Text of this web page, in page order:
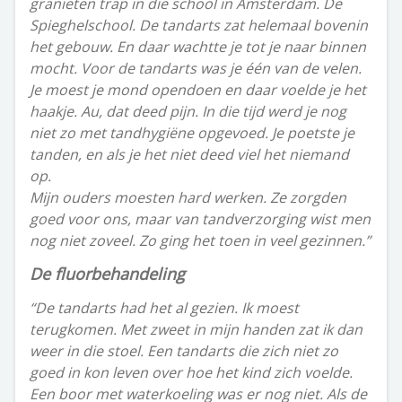
Spieghelschool. De tandarts zat helemaal bovenin
het gebouw. En daar wachtte je tot je naar binnen
mocht. Voor de tandarts was je één van de velen.
Je moest je mond opendoen en daar voelde je het
haakje. Au, dat deed pijn. In die tijd werd je nog
niet zo met tandhygiëne opgevoed. Je poetste je
tanden, en als je het niet deed viel het niemand
op.
Mijn ouders moesten hard werken. Ze zorgden
goed voor ons, maar van tandverzorging wist men
nog niet zoveel. Zo ging het toen in veel gezinnen.”
De fluorbehandeling
“De tandarts had het al gezien. Ik moest
terugkomen. Met zweet in mijn handen zat ik dan
weer in die stoel. Een tandarts die zich niet zo
goed in kon leven over hoe het kind zich voelde.
Een boor met waterkoeling was er nog niet. Als de